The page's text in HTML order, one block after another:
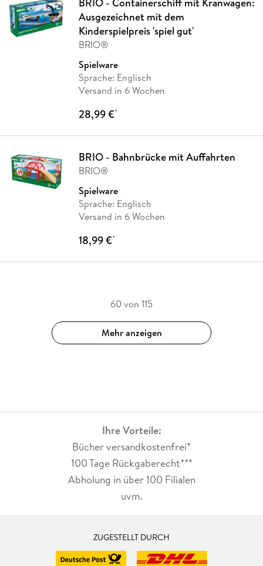
Ausgezeichnet mit dem
Kinderspielpreis 'spiel gut'
BRIO®
Spielware
Sprache: Englisch
Versand in 6 Wochen
28,99 €*
BRIO - Bahnbrücke mit Auffahrten
BRIO®
Spielware
Sprache: Englisch
Versand in 6 Wochen
18,99 €*
60 von 115
Mehr anzeigen
Ihre Vorteile:
Bücher versandkostenfrei*
100 Tage Rückgaberecht***
Abholung in über 100 Filialen
uvm.
ZUGESTELLT DURCH